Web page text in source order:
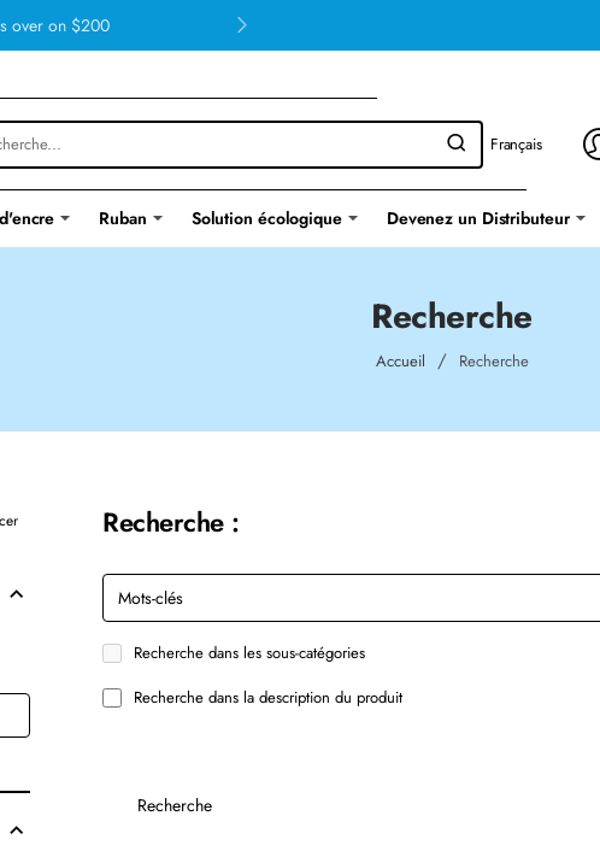
over on $200
Français
Ruban Solution écologique Devenez un Distributeur
Recherche
AccueilhomeRecherche
Recherche :
Recherche dans les sous-catégories
Recherche dans la description du produit
Recherche